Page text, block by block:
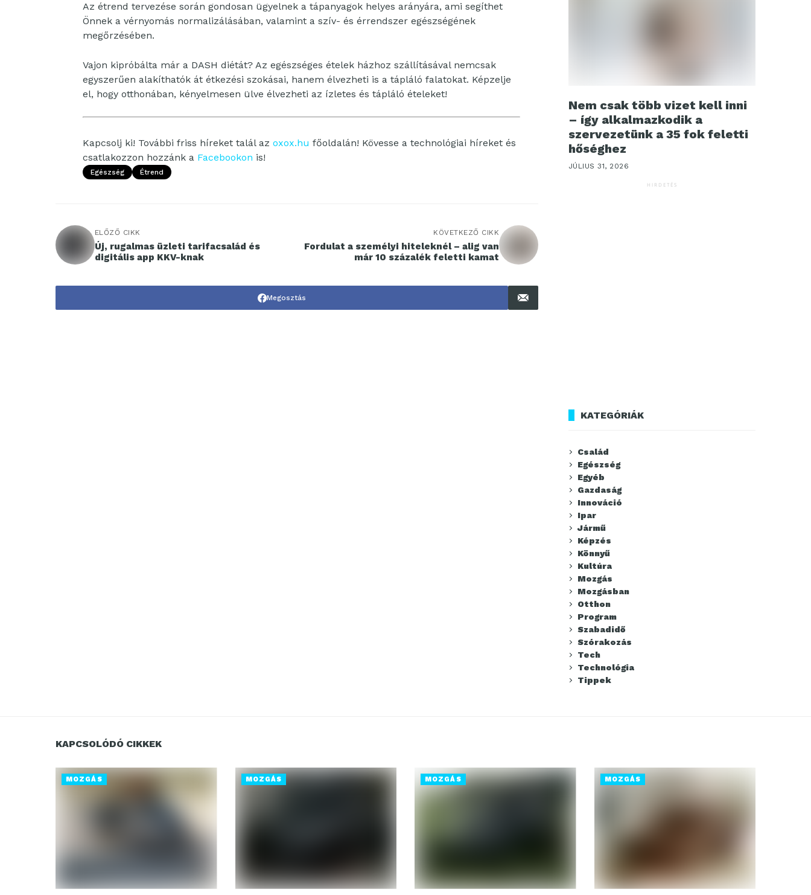
Az étrend tervezése során gondosan ügyelnek a tápanyagok helyes arányára, ami segíthet
Önnek a vérnyomás normalizálásában, valamint a szív- és érrendszer egészségének
megőrzésében.
Vajon kipróbálta már a DASH diétát? Az egészséges ételek házhoz szállításával nemcsak
egyszerűen alakíthatók át étkezési szokásai, hanem élvezheti is a tápláló falatokat. Képzelje
el, hogy otthonában, kényelmesen ülve élvezheti az ízletes és tápláló ételeket!
Kapcsolj ki! További friss híreket talál az oxox.hu főoldalán! Kövesse a technológiai híreket és
csatlakozzon hozzánk a Facebookon is!
Egészség Étrend
ELŐZŐ CIKK
Új, rugalmas üzleti tarifacsalád és
digitális app KKV-knak
KÖVETKEZŐ CIKK
Fordulat a személyi hiteleknél – alig van
már 10 százalék feletti kamat
Megosztás
Nem csak több vizet kell inni
– így alkalmazkodik a
szervezetünk a 35 fok feletti
hőséghez
JÚLIUS 31, 2026
HIRDETÉS
KATEGÓRIÁK
Család
Egészség
Egyéb
Gazdaság
Innováció
Ipar
Jármű
Képzés
Könnyű
Kultúra
Mozgás
Mozgásban
Otthon
Program
Szabadidő
Szórakozás
Tech
Technológia
Tippek
KAPCSOLÓDÓ CIKKEK
MOZGÁS MOZGÁS MOZGÁS MOZGÁS